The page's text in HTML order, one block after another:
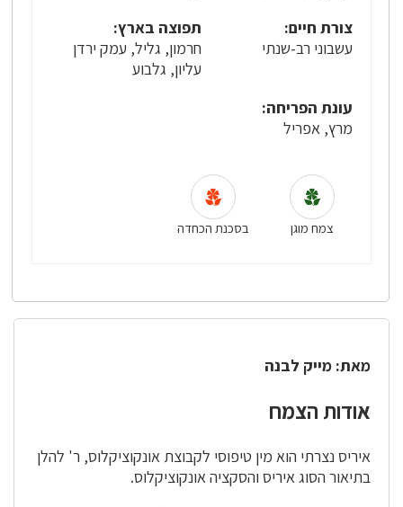
צורת חיים:
עשבוני רב-שנתי
תפוצה בארץ:
חרמון, גליל, עמק ירדן
עליון, גלבוע
עונת הפריחה:
מרץ, אפריל
צמח מוגן בסכנת הכחדה
מאת: מייק לבנה
אודות הצמח
איריס נצרתי הוא מין טיפוסי לקבוצת אונקוציקלוס, ר' להלן
בתיאור הסוג איריס והסקציה אונקוציקלוס.